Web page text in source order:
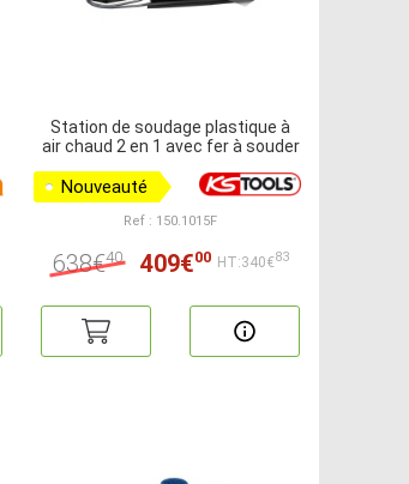
Station de soudage plastique à
air chaud 2 en 1 avec fer à souder
Nouveauté
Ref : 150.1015F
638€40 409€00 HT:340€83